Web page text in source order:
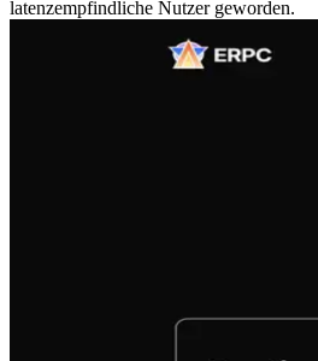
latenzempfindliche Nutzer geworden.